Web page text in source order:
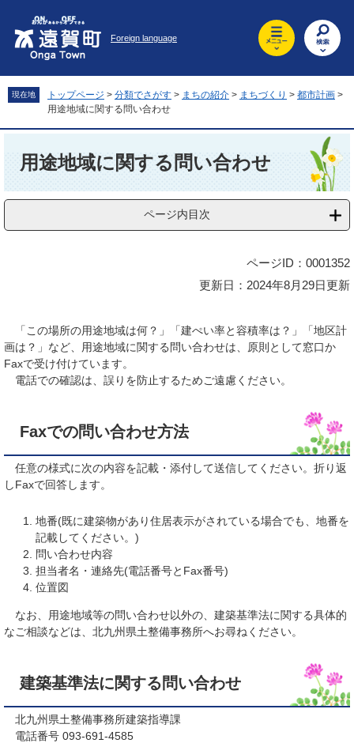
先
頭
を
飛
へ
Foreign language
現在地 トップページ > 分類でさがす > まちの紹介 > まちづくり > 都市計画 >
用途地域に関する問い合わせ
用途地域に関する問い合わせ
ページ内目次
ページID：0001352
更新日：2024年8月29日更新
「この場所の用途地域は何？」「建ぺい率と容積率は？」「地区計
画は？」など、用途地域に関する問い合わせは、原則として窓口か
Faxで受け付けています。
電話での確認は、誤りを防止するためご遠慮ください。
Faxでの問い合わせ方法
任意の様式に次の内容を記載・添付して送信してください。折り返
しFaxで回答します。
地番(既に建築物があり住居表示がされている場合でも、地番を
記載してください。)
問い合わせ内容
担当者名・連絡先(電話番号とFax番号)
位置図
なお、用途地域等の問い合わせ以外の、建築基準法に関する具体的
なご相談などは、北九州県土整備事務所へお尋ねください。
建築基準法に関する問い合わせ
北九州県土整備事務所建築指導課
電話番号 093-691-4585